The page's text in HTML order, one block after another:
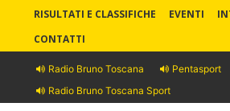
RISULTATI E CLASSIFICHE
EVENTI
CONTATTI
Radio Bruno Toscana
Pentasport
Radio Bruno Toscana Sport